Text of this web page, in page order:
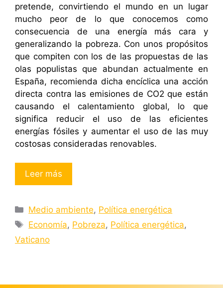
pretende, convirtiendo el mundo en un lugar
mucho peor de lo que conocemos como
consecuencia de una energía más cara y
generalizando la pobreza. Con unos propósitos
que compiten con los de las propuestas de las
olas populistas que abundan actualmente en
España, recomienda dicha encíclica una acción
directa contra las emisiones de CO2 que están
causando el calentamiento global, lo que
significa reducir el uso de las eficientes
energías fósiles y aumentar el uso de las muy
costosas consideradas renovables.
Leer más
Categorías
Medio ambiente, Política energética
Etiquetas
Economía, Pobreza, Política energética,
Vaticano